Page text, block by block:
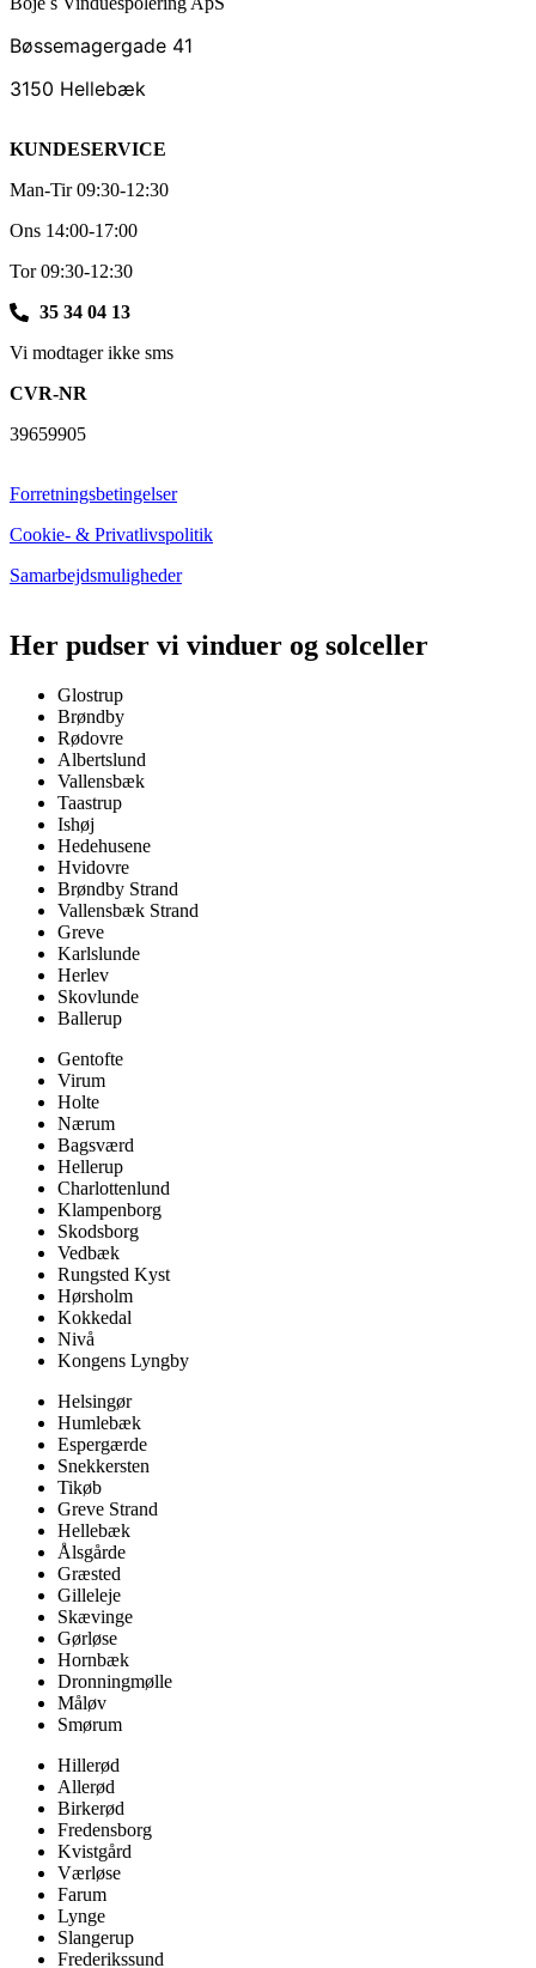
Bøssemagergade 41
3150 Hellebæk
KUNDESERVICE
Man-Tir 09:30-12:30
Ons 14:00-17:00
Tor 09:30-12:30
35 34 04 13
Vi modtager ikke sms
CVR-NR
39659905
Forretningsbetingelser
Cookie- & Privatlivspolitik
Samarbejdsmuligheder
Her pudser vi vinduer og solceller
Glostrup
Brøndby
Rødovre
Albertslund
Vallensbæk
Taastrup
Ishøj
Hedehusene
Hvidovre
Brøndby Strand
Vallensbæk Strand
Greve
Karlslunde
Herlev
Skovlunde
Ballerup
Gentofte
Virum
Holte
Nærum
Bagsværd
Hellerup
Charlottenlund
Klampenborg
Skodsborg
Vedbæk
Rungsted Kyst
Hørsholm
Kokkedal
Nivå
Kongens Lyngby
Helsingør
Humlebæk
Espergærde
Snekkersten
Tikøb
Greve Strand
Hellebæk
Ålsgårde
Græsted
Gilleleje
Skævinge
Gørløse
Hornbæk
Dronningmølle
Måløv
Smørum
Hillerød
Allerød
Birkerød
Fredensborg
Kvistgård
Værløse
Farum
Lynge
Slangerup
Frederikssund